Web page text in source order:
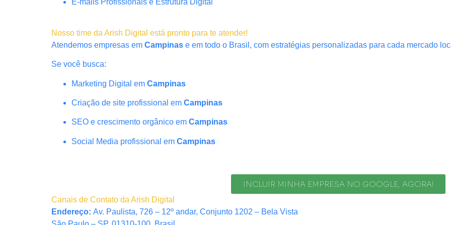
Nosso time da Arish Digital está pronto para te atender!
Atendemos empresas em Campinas e em todo o Brasil, com estratégias personalizadas para cada mercado
Se você busca:
Marketing Digital em Campinas
Criação de site profissional em Campinas
SEO e crescimento orgânico em Campinas
Social Media profissional em Campinas
INCLUIR MINHA EMPRESA NO GOOGLE, AGORA!
Canais de Contato da Arish Digital
Endereço: Av. Paulista, 726 – 12º andar, Conjunto 1202 – Bela Vista